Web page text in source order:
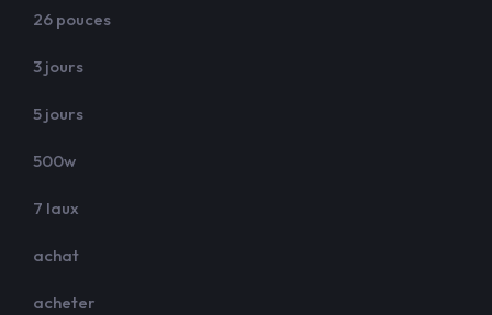
26 pouces
3 jours
5 jours
500w
7 laux
achat
acheter